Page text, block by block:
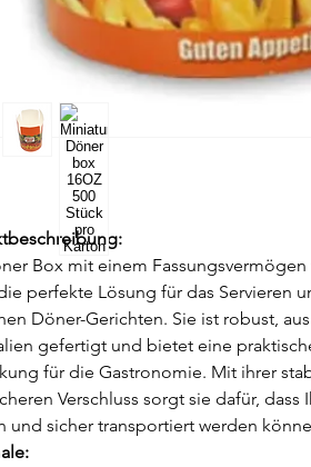
Box mit einem Fassungsvermögen
perfekte Lösung für das Servieren
Döner-Gerichten. Sie ist robust,
gefertigt und bietet eine
für die Gastronomie. Mit ihrer
Verschluss sorgt sie dafür, dass
und sicher transportiert werden